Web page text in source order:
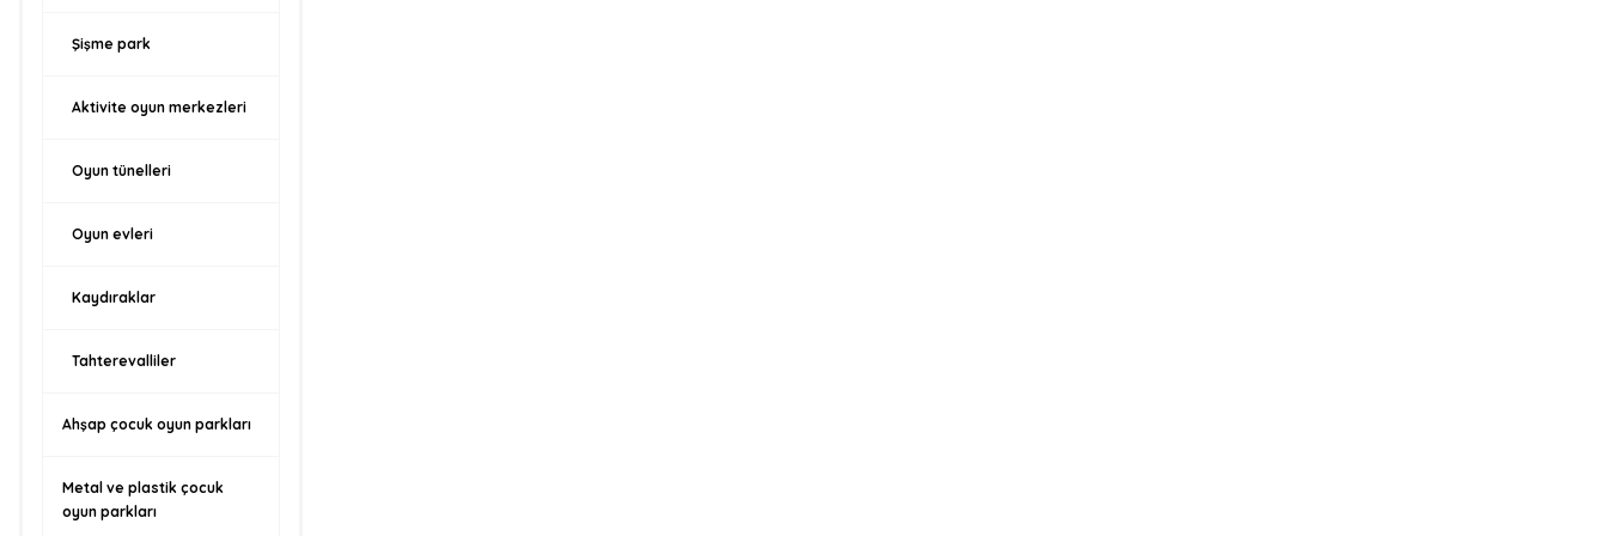
Şişme park
Aktivite oyun merkezleri
Oyun tünelleri
Oyun evleri
Kaydıraklar
Tahterevalliler
Ahşap çocuk oyun parkları
Metal ve plastik çocuk
oyun parkları